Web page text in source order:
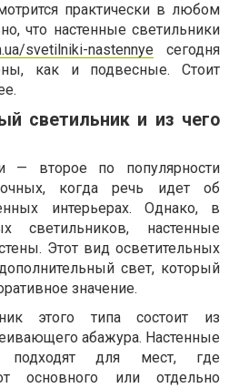
практически в любом
что настенные светильники
svetilniki-nastennye сегодня
как и подвесные. Стоит
светильник и из чего
— второе по популярности
когда речь идет об
интерьерах. Однако, в
светильников, настенные
Этот вид осветительных
свет, который
значение.
этого типа состоит из
абажура. Настенные
подходят для мест, где
основного или отдельно